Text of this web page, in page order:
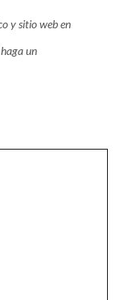
y sitio web en
un